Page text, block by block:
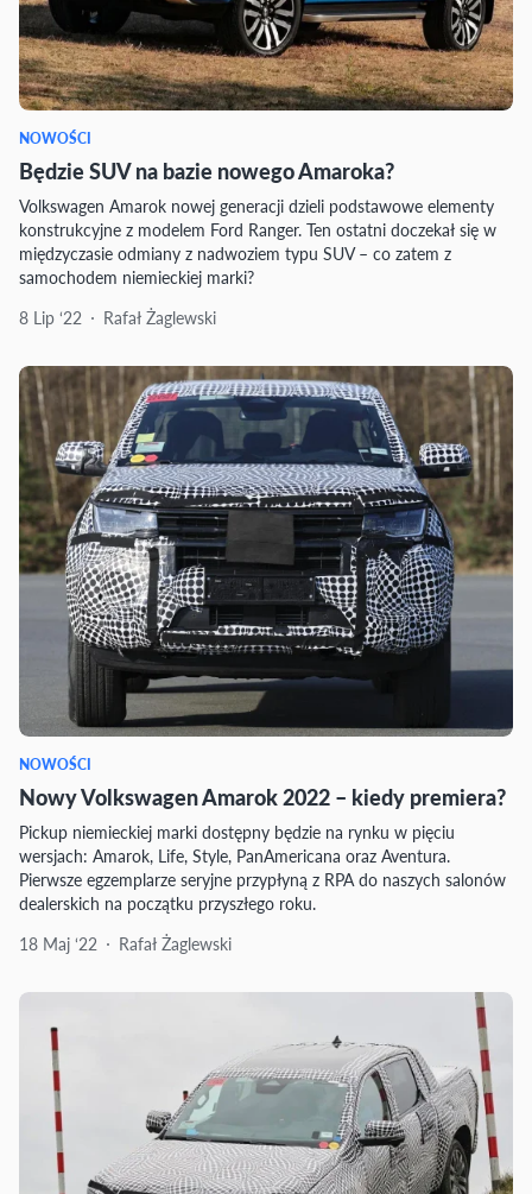
NOWOŚCI
Będzie SUV na bazie nowego Amaroka?
Volkswagen Amarok nowej generacji dzieli podstawowe elementy
konstrukcyjne z modelem Ford Ranger. Ten ostatni doczekał się w
międzyczasie odmiany z nadwoziem typu SUV – co zatem z
samochodem niemieckiej marki?
8 Lip ‘22
Rafał Żaglewski
NOWOŚCI
Nowy Volkswagen Amarok 2022 – kiedy premiera?
Pickup niemieckiej marki dostępny będzie na rynku w pięciu
wersjach: Amarok, Life, Style, PanAmericana oraz Aventura.
Pierwsze egzemplarze seryjne przypłyną z RPA do naszych salonów
dealerskich na początku przyszłego roku.
18 Maj ‘22
Rafał Żaglewski